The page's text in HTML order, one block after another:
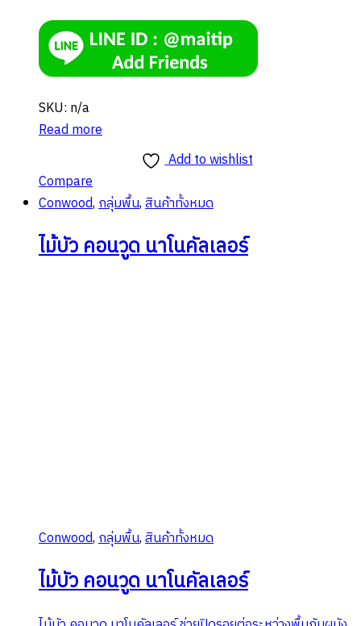
SKU: n/a
Read more
Add to wishlist
Compare
Conwood,กลุ่มพื้น,สินค้าทั้งหมด
ไม้บัว คอนวูด นาโนคัลเลอร์
Conwood,กลุ่มพื้น,สินค้าทั้งหมด
ไม้บัว คอนวูด นาโนคัลเลอร์